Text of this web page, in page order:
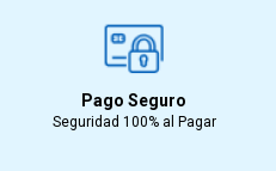
Pago Seguro
Seguridad 100% al Pagar